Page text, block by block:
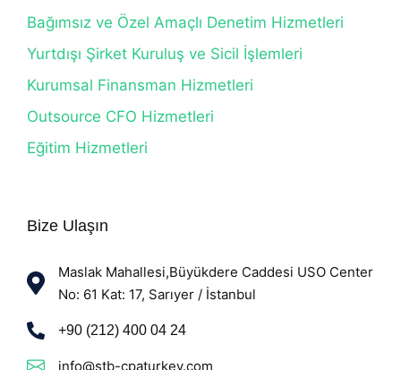
Bağımsız ve Özel Amaçlı Denetim Hizmetleri
Yurtdışı Şirket Kuruluş ve Sicil İşlemleri
Kurumsal Finansman Hizmetleri
Outsource CFO Hizmetleri
Eğitim Hizmetleri
Bize Ulaşın
Maslak Mahallesi,Büyükdere Caddesi USO Center
No: 61 Kat: 17, Sarıyer / İstanbul
+90 (212) 400 04 24
info@stb-cpaturkey.com